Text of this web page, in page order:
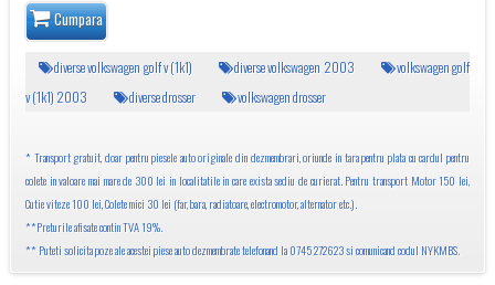
Cumpara
diverse volkswagen golf v (1k1) diverse volkswagen 2003
volkswagen golf
v (1k1) 2003
diverse drosser volkswagen drosser
* Transport gratuit, doar pentru piesele auto originale din dezmembrari, oriunde in tara pentru plata cu cardul pentru
colete in valoare mai mare de 300 lei in localitatile in care exista sediu de curierat. Pentru transport Motor 150 lei,
Cutie viteze 100 lei, Colete mici 30 lei (far, bara, radiatoare, electromotor, alternator etc.).
**Preturile afisate contin TVA 19%.
** Puteti solicita poze ale acestei piese auto dezmembrate telefonand la 0745 272623 si comunicand codul NYKMBS.